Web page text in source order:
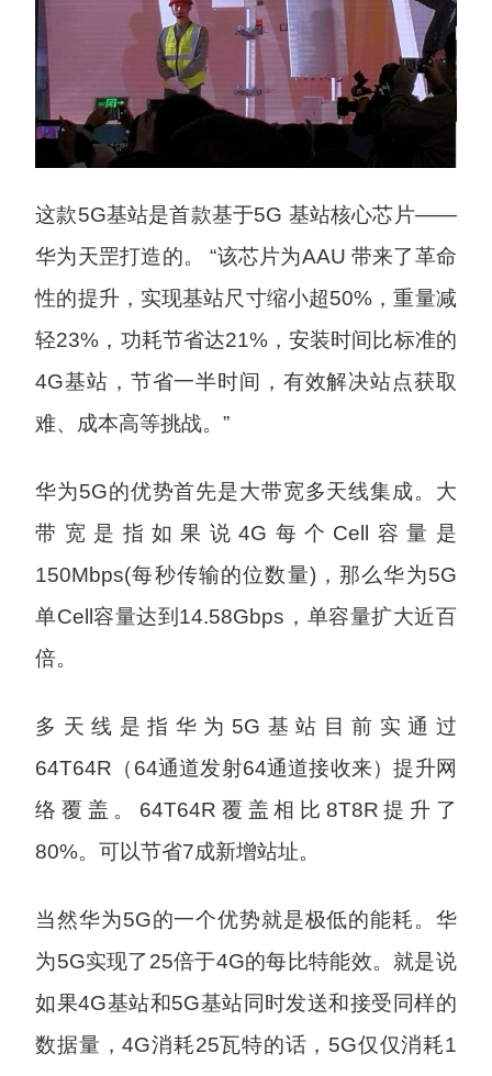
这款5G基站是首款基于5G 基站核心芯片——
华为天罡打造的。 “该芯片为AAU 带来了革命
性的提升，实现基站尺寸缩小超50%，重量减
轻23%，功耗节省达21%，安装时间比标准的
4G基站，节省一半时间，有效解决站点获取
难、成本高等挑战。”
华为5G的优势首先是大带宽多天线集成。大
带宽是指如果说4G每个Cell容量是
150Mbps(每秒传输的位数量)，那么华为5G
单Cell容量达到14.58Gbps，单容量扩大近百
倍。
多天线是指华为5G基站目前实通过
64T64R（64通道发射64通道接收来）提升网
络覆盖。64T64R覆盖相比8T8R提升了
80%。可以节省7成新增站址。
当然华为5G的一个优势就是极低的能耗。华
为5G实现了25倍于4G的每比特能效。就是说
如果4G基站和5G基站同时发送和接受同样的
数据量，4G消耗25瓦特的话，5G仅仅消耗1